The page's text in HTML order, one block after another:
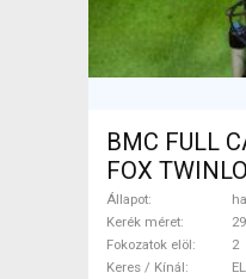
BMC FULL
FOX
Bike 29"
használt
Állapot
Kerék méret
Fokozatok elöl
2
Keres / Kínál